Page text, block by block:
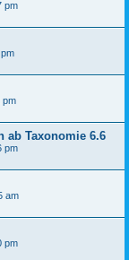
pm
pm
ab Taxonomie 6.6
pm
am
pm